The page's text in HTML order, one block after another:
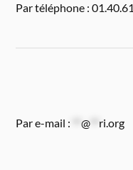
Par téléphone :
Par e-mail : **@ ri.org